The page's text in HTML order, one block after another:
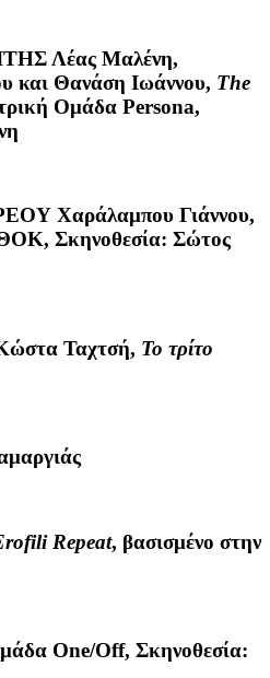
Λέας Μαλένη,
και Θανάση Ιωάννου, The
Ομάδα Persona,
Χαράλαμπου Γιάννου,
Σκηνοθεσία: Σώτος
Ταχτσή, Το τρίτο
Repeat, βασισμένο στην
One/Οff, Σκηνοθεσία: